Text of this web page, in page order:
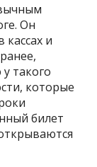
Он
кассах и
такого
которые
билет